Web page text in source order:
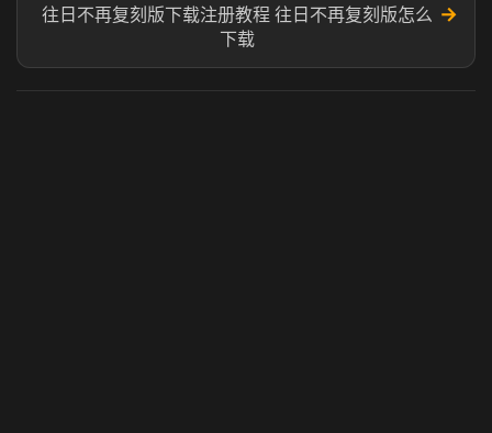
往日不再复刻版下载注册教程 往日不再复刻版怎么
下载
→